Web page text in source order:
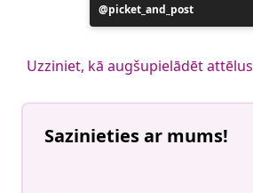
Ierakstu
publicējis
picket_and_post
Uzziniet, kā augšupielādēt attēlus
Sazinieties ar mums!